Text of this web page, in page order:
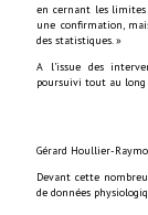
en cernant les
une confirmation,
des statistiques. »
A l’issue des
poursuivi tout au
Gérard Houllier-
Devant cette
de données